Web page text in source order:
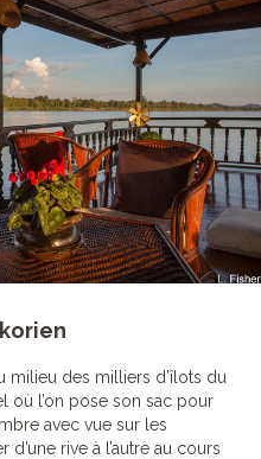
milieu des milliers d’îlots du
où l’on pose son sac pour
avec vue sur les
rive à l’autre au cours